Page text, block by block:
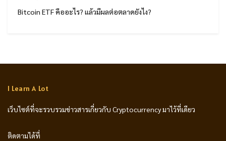
Bitcoin ETF คืออะไร? แล้วมีผลต่อตลาดยังไง?
I Learn A Lot
เว็บไซต์ที่จะรวบรวมข่าวสารเกี่ยวกับ Cryptocurrency มาไว้ที่เดียว
ติดตามได้ที่